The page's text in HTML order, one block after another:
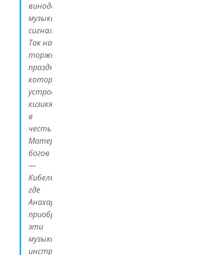
виноделия
музыкальными
сигналами.
Так на
торжественном
празднике,
который
устроили
кизикяне
в
честь
Матери
богов
—
Кибелы,
где
Анахарсис
приобрёл
эти
музыкальные
инструменты,